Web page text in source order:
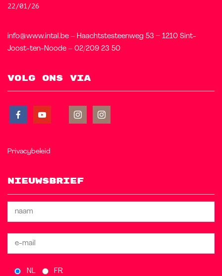
22/01/26
info@www.intal.be – Haachtstesteenweg 53 – 1210 Sint-
Joost-ten-Noode – 02/209 23 50
Volg ons via
Privacybeleid
Nieuwsbrief
NL FR